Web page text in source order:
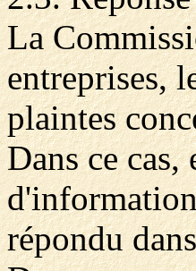
La
entreprises,
plaintes
Dans ce cas,
répondu